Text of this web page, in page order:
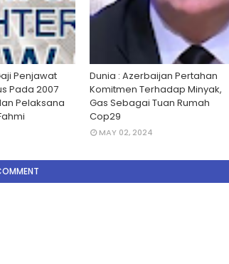
Penjawat
Pada 2007
Pelaksana
Dunia : Azerbaijan Pertahan
Komitmen Terhadap Minyak,
Gas Sebagai Tuan Rumah
Cop29
MAY 02, 2024